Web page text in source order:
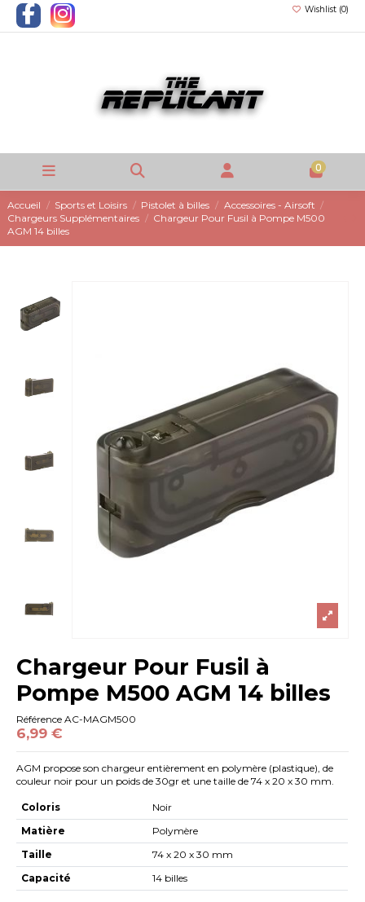
Wishlist (0)
0
Accueil Sports et Loisirs Pistolet à billes
Accessoires - Airsoft
Chargeurs Supplémentaires
Chargeur Pour Fusil à Pompe M500
AGM 14 billes
Chargeur Pour Fusil à
Pompe M500 AGM 14 billes
Référence AC-MAGM500
6,99 €
AGM propose son chargeur entièrement en polymère (plastique), de
couleur noir pour un poids de 30gr et une taille de 74 x 20 x 30 mm.
Coloris
Noir
Matière
Polymère
Taille
74 x 20 x 30 mm
Capacité
14 billes